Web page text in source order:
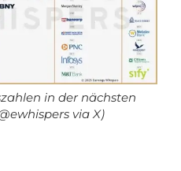
in der nächsten
via X)